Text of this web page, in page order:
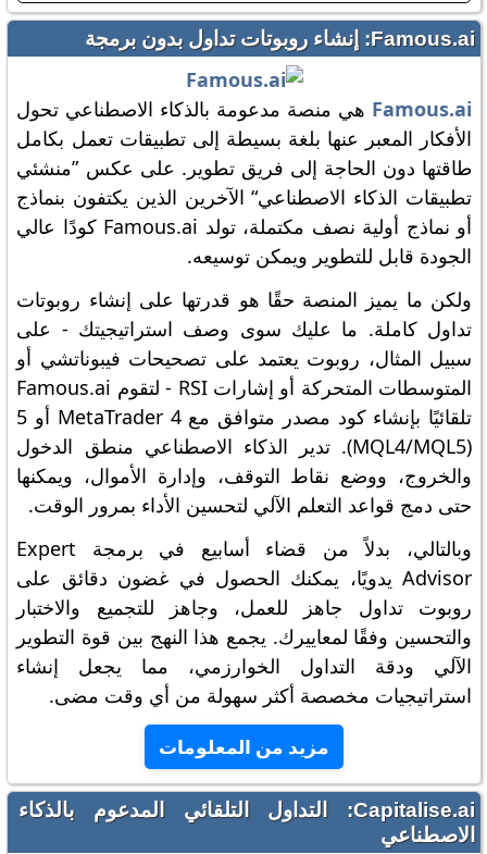
Famous.ai: إنشاء روبوتات تداول بدون برمجة
Famous.ai هي منصة مدعومة بالذكاء الاصطناعي تحول
الأفكار المعبر عنها بلغة بسيطة إلى تطبيقات تعمل بكامل
طاقتها دون الحاجة إلى فريق تطوير. على عكس ”منشئي
تطبيقات الذكاء الاصطناعي“ الآخرين الذين يكتفون بنماذج
أو نماذج أولية نصف مكتملة، تولد Famous.ai كودًا عالي
الجودة قابل للتطوير ويمكن توسيعه.
ولكن ما يميز المنصة حقًا هو قدرتها على إنشاء روبوتات
تداول كاملة. ما عليك سوى وصف استراتيجيتك - على
سبيل المثال، روبوت يعتمد على تصحيحات فيبوناتشي أو
المتوسطات المتحركة أو إشارات RSI - لتقوم Famous.ai
تلقائيًا بإنشاء كود مصدر متوافق مع MetaTrader 4 أو 5
(MQL4/MQL5). تدير الذكاء الاصطناعي منطق الدخول
والخروج، ووضع نقاط التوقف، وإدارة الأموال، ويمكنها
حتى دمج قواعد التعلم الآلي لتحسين الأداء بمرور الوقت.
وبالتالي، بدلاً من قضاء أسابيع في برمجة Expert
Advisor يدويًا، يمكنك الحصول في غضون دقائق على
روبوت تداول جاهز للعمل، وجاهز للتجميع والاختبار
والتحسين وفقًا لمعاييرك. يجمع هذا النهج بين قوة التطوير
الآلي ودقة التداول الخوارزمي، مما يجعل إنشاء
استراتيجيات مخصصة أكثر سهولة من أي وقت مضى.
مزيد من المعلومات
Capitalise.ai: التداول التلقائي المدعوم بالذكاء
الاصطناعي